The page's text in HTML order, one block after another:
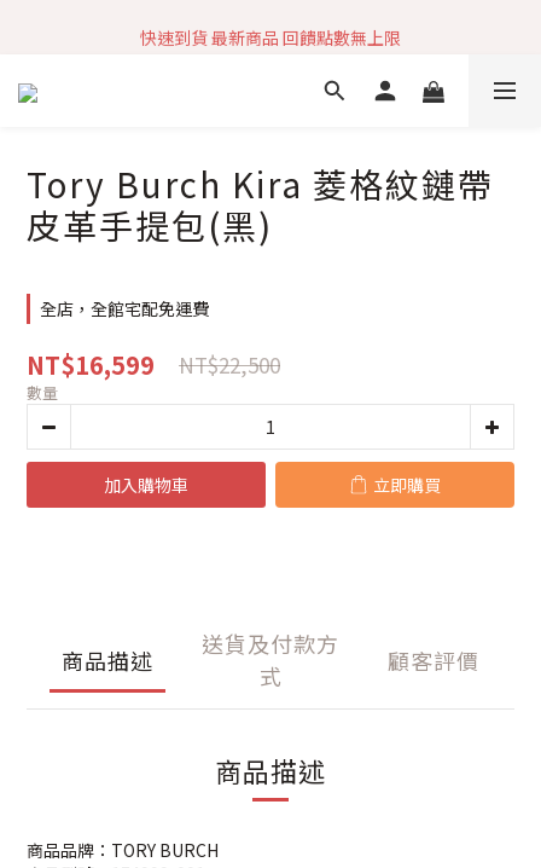
加入社群 獲取最新商品資訊
快速到貨 最新商品 回饋點數無上限
加入社群 獲取最新商品資訊
Tory Burch Kira 菱格紋鏈帶
皮革手提包(黑)
全店，全館宅配免運費
NT$16,599 NT$22,500
數量
加入購物車 立即購買
商品描述
送貨及付款方
式
顧客評價
商品描述
商品品牌：TORY BURCH